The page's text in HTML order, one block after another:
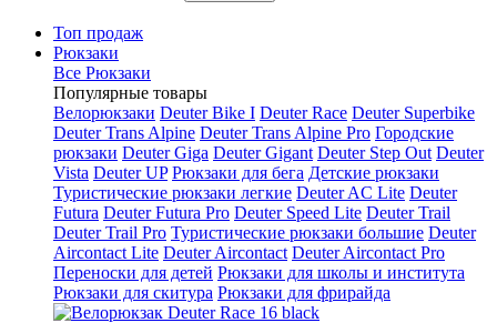
Топ продаж
Рюкзаки
Все Рюкзаки
Популярные товары
Велорюкзаки Deuter Bike I Deuter Race Deuter Superbike
Deuter Trans Alpine Deuter Trans Alpine Pro Городские
рюкзаки Deuter Giga Deuter Gigant Deuter Step Out Deuter
Vista Deuter UP Рюкзаки для бега Детские рюкзаки
Туристические рюкзаки легкие Deuter AС Lite Deuter
Futura Deuter Futura Pro Deuter Speed Lite Deuter Trail
Deuter Trail Pro Туристические рюкзаки большие Deuter
Aircontact Lite Deuter Aircontact Deuter Aircontact Pro
Переноски для детей Рюкзаки для школы и института
Рюкзаки для скитура Рюкзаки для фрирайда